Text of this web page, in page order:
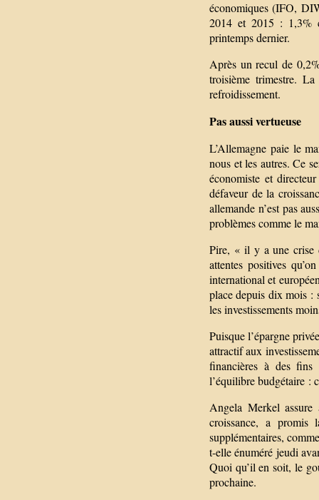
économiques (IFO,
2014 et 2015 : 1,3%
printemps dernier.
Après un recul de
troisième trimestre.
refroidissement.
Pas aussi vertueuse
L’Allemagne paie le
nous et les autres. Ce
économiste et
défaveur de la
allemande n’est pas
problèmes comme le
Pire, « il y a une crise
attentes positives
international et
place depuis dix mois :
les investissements
Puisque l’épargne
attractif aux
financières à des fins
l’équilibre budgétaire :
Angela Merkel
croissance, a promis
supplémentaires,
t-elle énuméré jeudi
Quoi qu’il en soit, le
prochaine.